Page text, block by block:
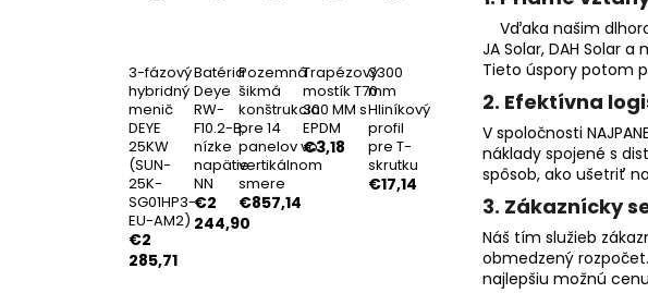
3-fázový
hybridný
menič
DEYE
25KW
(SUN-
25K-
SG01HP3-
EU-AM2)
€2
285,71
Batéria
Deye
RW-
F10.2-B,
nízke
napätie
NN
€2
244,90
Pozemná
šikmá
konštrukcia
pre 14
panelov vo
vertikálnom
smere
€857,14
Trapézový
mostík T70
300 MM s
EPDM
€3,18
3300
mm
Hliníkový
profil
pre T-
skrutku
€17,14
Vďaka našim
JA Solar, DAH Solar
Tieto úspory potom
2. Efektívna
V spoločnosti
náklady spojené s
spôsob, ako ušetriť
3. Zákaznícky
Náš tím služieb
obmedzený
najlepšiu možnú
€95,92
€55,10